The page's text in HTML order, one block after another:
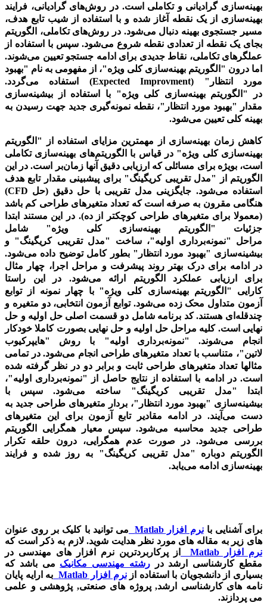
بهینه‌سازی گرادیانی و تکاملی است. در روش‌های گرادیانی، فرایند
بهینه‌سازی از یک نقطه آغاز شده و با استفاده از شیب تابع هدف،
مسیر جستجوی بهینه دنبال می‌شود. در روش‌های تکاملی، الگوریتم
بجای یک نقطه از تعدادی نقطه شروع می‌شود. سپس با استفاده از
عملگرهای تکاملی، نقاط جدیدی برای ادامه جستجو تعیین می‌شوند.
اما درون " الگوریتم بهینه‌سازی کلی ویژه"، از مفهومی به نام "بهبود
مورد انتظار "
(
Expected Improvment) استفاده می‌گردد.
در
" الگوریتم بهینه‌سازی کلی ویژه" با استفاده از بیشینه‌سازی
مقدار
"بهبود مورد انتظار "، نقطه نمونه‌گیری جدید جهت رسیدن به
بهینه کلی تعیین می‌شود.
کاهش زمان بهینه‌سازی از مهمترین مزایای استفاده از " الگوریتم
بهینه‌سازی کلی ویژه" در قیاس با الگوریتم‌های بهینه‌سازی تکاملی
است، بویژه برای مسائلی که ارزیابی دقیق آنها زمان‌بر است. در این
الگوریتم از
"مدل تقریبی کریگینگ" برای پیشبینی مقدار تابع هدف
استفاده می‌شود. جایگزینی مدل تقریبی با حل دقیق (حل CFD
)
هنگامی مقرون به صرفه است که تعداد متغیرهای طراحی کم باشد
(معمولا برای متغیرهای طراحی کوچکتر از ده). در این مستند ابتدا
جزئیات
" الگوریتم بهینه‌سازی کلی ویژه" شامل
مراحل "نمونه‌برداری اولیه"، ساخت "مدل تقریبی کریگینگ" و
بیشینه‌سازی "بهبود مورد انتظار " بطور کامل توضیح داده می‌شود.
در ادامه برای درک بهتر روند پیشرفت و مراحل اجرا، چهار مثال
برای ارزیابی عملکرد الگوریتم ارائه می‌شود. در این راستا
کارایی
" الگوریتم بهینه‌سازی کلی ویژه" با چهار نمونه از توابع
آزمون متداول محک زده ‌می‌شود. توابع آزمون انتخابی، دو متغیره و
چندقله‌ای هستند. کد برنامه شامل دو قسمت اصلی حل اولیه و حل
نهایی است. کلیه مراحل حل اولیه و حل نهایی بصورت کاملا خودکار
انجام می‌شوند. "نمونه‌برداری اولیه" با روش "هایپرکیوب
لاتین"، متناسب با تعداد متغیرهای طراحی انجام می‌شود. در تمامی
مثالها تعداد متغیرهای طراحی ثابت و برابر دو در نظر گرفته شده
است.در ادامه با استفاده از نتایج حاصل از "نمونه‌برداری اولیه"،
ابتدا
"مدل تقریبی کریگینگ" ساخته می‌شود. سپس با
بیشینه‌سازی "بهبود مورد انتظار "، بردار متغیرهای طراحی جدید به
دست می‌آیند. در ادامه مقادیر تابع آزمون برای این متغیرهای
طراحی جدید محاسبه می‌شود. سپس معیار همگرایی الگوریتم
بررسی می‌شود. در صورت عدم همگرایی، درون حلقه تکرار
الگوریتم دوباره
"مدل تقریبی کریگینگ" به روز شده و فرایند
بهینه‌سازی ادامه می‌یابد.
برای آشنایی بانرم افزار Matlab
می توانید با کلیک بر روی عنوان
های زیر به مقاله های مورد نظر هدایت شوید. لازم به ذکر است که
نرم افزار Matlab
از پرکاربردترین نرم افزار های مهندسی در
مقطع کارشناسی ارشد دررشته مهندسی مکانیک می باشد که
بسیاری از دانشجویان با استفاده ازنرم افزار Matlab به ارایه پایان
نامه های کارشناسی ارشد, پروژه های صنعتی, پژوهشی و علمی
می پردازند.